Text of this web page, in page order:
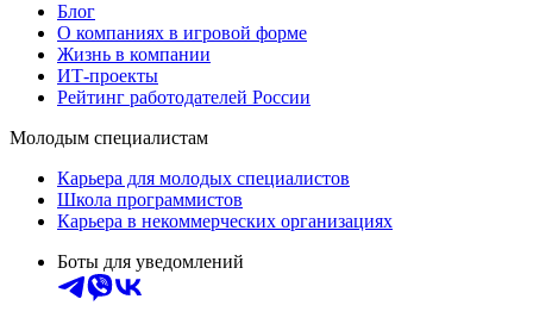
Блог
О компаниях в игровой форме
Жизнь в компании
ИТ-проекты
Рейтинг работодателей России
Молодым специалистам
Карьера для молодых специалистов
Школа программистов
Карьера в некоммерческих организациях
Боты для уведомлений